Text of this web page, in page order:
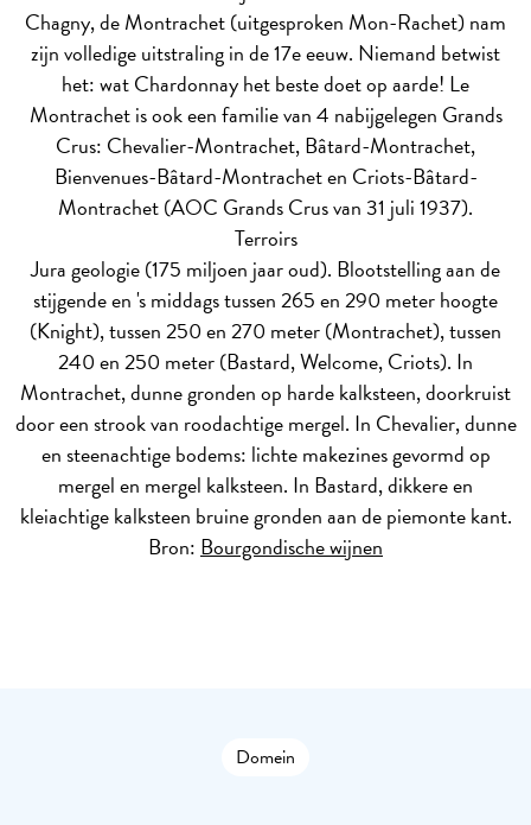
Chagny, de Montrachet (uitgesproken Mon-Rachet) nam
zijn volledige uitstraling in de 17e eeuw. Niemand betwist
het: wat Chardonnay het beste doet op aarde! Le
Montrachet is ook een familie van 4 nabijgelegen Grands
Crus: Chevalier-Montrachet, Bâtard-Montrachet,
Bienvenues-Bâtard-Montrachet en Criots-Bâtard-
Montrachet (AOC Grands Crus van 31 juli 1937).
Terroirs
Jura geologie (175 miljoen jaar oud). Blootstelling aan de
stijgende en 's middags tussen 265 en 290 meter hoogte
(Knight), tussen 250 en 270 meter (Montrachet), tussen
240 en 250 meter (Bastard, Welcome, Criots). In
Montrachet, dunne gronden op harde kalksteen, doorkruist
door een strook van roodachtige mergel. In Chevalier, dunne
en steenachtige bodems: lichte makezines gevormd op
mergel en mergel kalksteen. In Bastard, dikkere en
kleiachtige kalksteen bruine gronden aan de piemonte kant.
Bron: Bourgondische wijnen
Domein